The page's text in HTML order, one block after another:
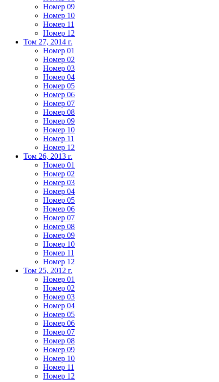
Номер 09
Номер 10
Номер 11
Номер 12
Том 27, 2014 г.
Номер 01
Номер 02
Номер 03
Номер 04
Номер 05
Номер 06
Номер 07
Номер 08
Номер 09
Номер 10
Номер 11
Номер 12
Том 26, 2013 г.
Номер 01
Номер 02
Номер 03
Номер 04
Номер 05
Номер 06
Номер 07
Номер 08
Номер 09
Номер 10
Номер 11
Номер 12
Том 25, 2012 г.
Номер 01
Номер 02
Номер 03
Номер 04
Номер 05
Номер 06
Номер 07
Номер 08
Номер 09
Номер 10
Номер 11
Номер 12